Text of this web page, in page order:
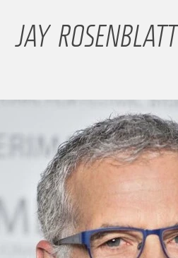
JAY ROSENBLATT